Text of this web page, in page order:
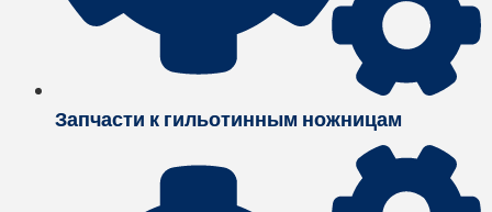
Запчасти к гильотинным ножницам